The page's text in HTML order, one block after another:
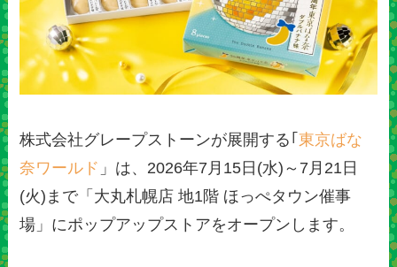
株式会社グレープストーンが展開する｢東京ばな
奈ワールド 」は、2026年7月15日(水)～7月21日
(火)まで「大丸札幌店 地1階 ほっぺタウン催事
場」にポップアップストアをオープンします。